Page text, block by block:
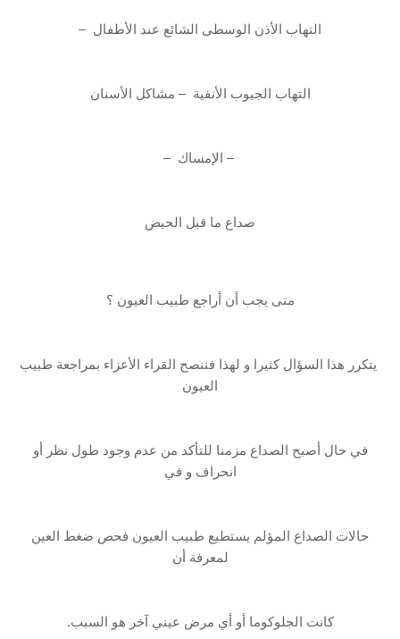
التهاب الأذن الوسطى‎ ‎الشائع عند الأطفال ‏ –
التهاب‎ ‎الجيوب الأنفية ‏ – مشاكل‎ ‎الأسنان
‏ – الإمساك ‏ –
صداع ما قبل الحيض
متى يجب أن أراجع طبيب العيون ؟
‏ يتكرر هذا السؤال كثيرا و لهذا فننصح القراء الأعزاء بمراجعة طبيب
العيون
في حال أصبح ‏الصداع مزمنا للتأكد من عدم وجود طول نظر أو
انحراف و في
حالات الصداع المؤلم يستطيع ‏طبيب العيون فحص ضغط العين
لمعرفة أن
كانت الجلوكوما أو أي مرض عيني آخر هو السبب.